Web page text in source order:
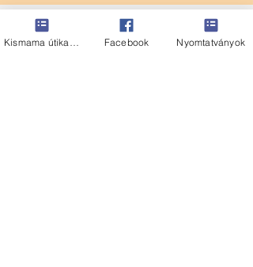
Ajánlott bejegyzés
Facebook Nyomtatványok